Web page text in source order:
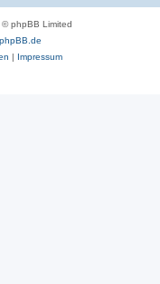
phpBB Limited
phpBB.de
| Impressum